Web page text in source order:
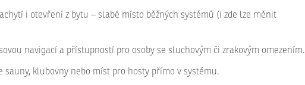
i otevření z bytu – slabé místo běžných systémů (i zde lze měnit
navigací a přístupností pro osoby se sluchovým či zrakovým omezením.
sauny, klubovny nebo míst pro hosty přímo v systému.